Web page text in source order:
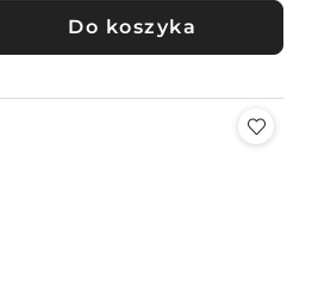
Do koszyka